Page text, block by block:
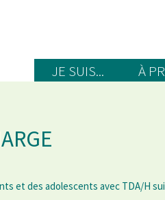
JE SUIS... À
et des adolescents avec TDA/H